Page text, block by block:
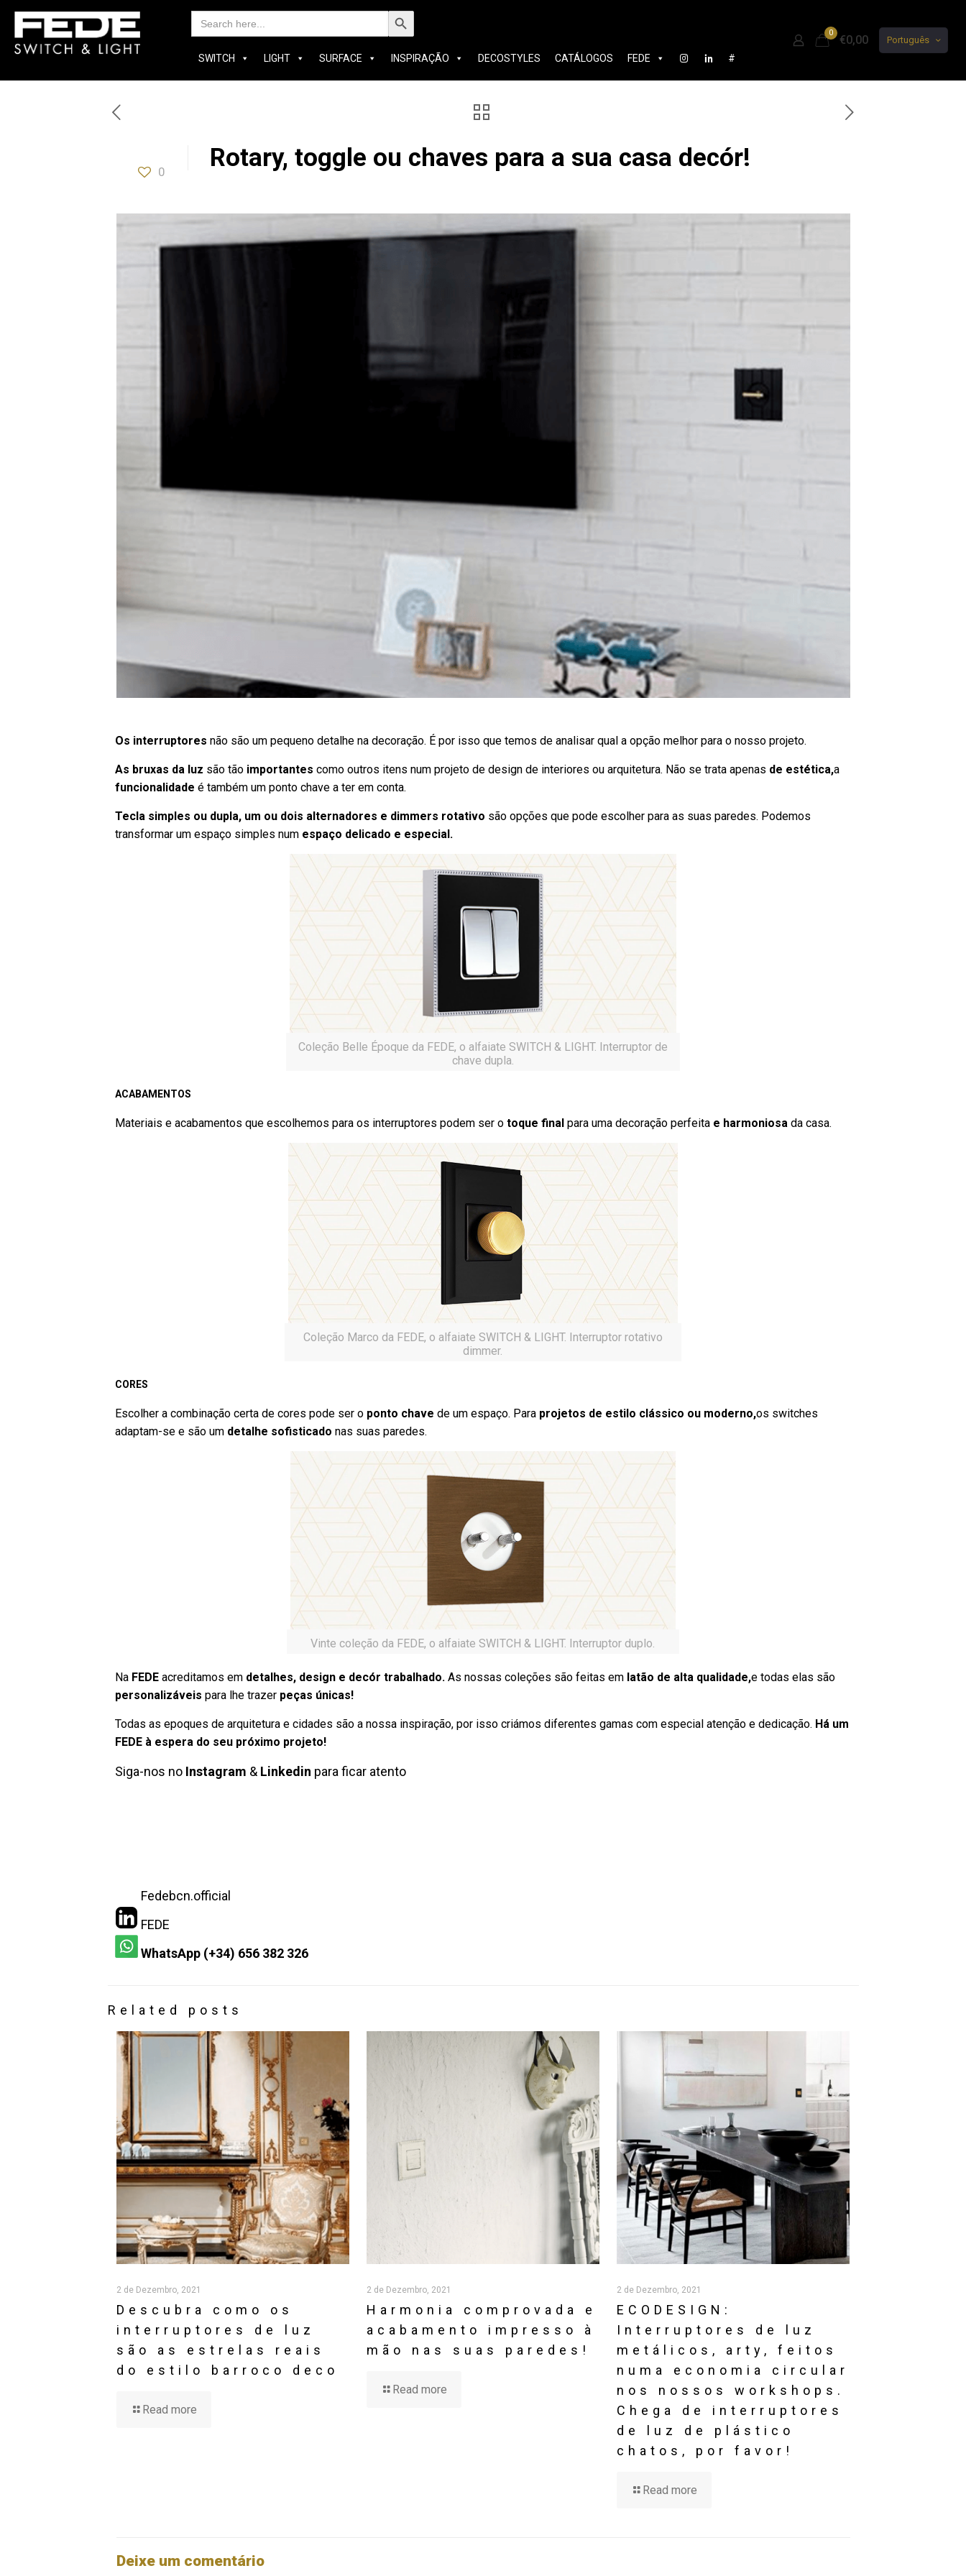
Search
Search Button
SWITCH LIGHT SURFACE INSPIRAÇÃO DECOSTYLES CATÁLOGOS FEDE #
0
€0,00 Português
0 Rotary, toggle ou chaves para a sua casa decór!
Os interruptores não são um pequeno detalhe na decoração. É por isso que temos de analisar qual a opção melhor para o nosso projeto.
As bruxas da luz são tão importantes como outros itens num projeto de design de interiores ou arquitetura. Não se trata apenas de estética,a
funcionalidade é também um ponto chave a ter em conta.
Tecla simples ou dupla, um ou dois alternadores e dimmers rotativo são opções que pode escolher para as suas paredes. Podemos
transformar um espaço simples num espaço delicado e especial.
Coleção Belle Époque da FEDE, o alfaiate SWITCH & LIGHT. Interruptor de
chave dupla.
ACABAMENTOS
Materiais e acabamentos que escolhemos para os interruptores podem ser o toque finalpara uma decoração perfeita e harmoniosa da casa.
Coleção Marco da FEDE, o alfaiate SWITCH & LIGHT. Interruptor rotativo
dimmer.
CORES
Escolher a combinação certa de cores pode ser o ponto chave de um espaço. Paraprojetos de estilo clássico ou moderno,os switches
adaptam-se e são um detalhe sofisticado nas suas paredes.
Vinte coleção da FEDE, o alfaiate SWITCH & LIGHT. Interruptor duplo.
Na FEDEacreditamos em detalhes, design e decór trabalhado.As nossas coleções são feitas em latão de alta qualidade,e todas elas são
personalizáveis para lhe trazerpeças únicas!
Todas as epoques de arquitetura e cidades são a nossa inspiração, por isso criámos diferentes gamas com especial atenção e dedicação. Há um
FEDE à espera do seu próximo projeto!
Siga-nos no Instagram &Linkedin para ficar atento
Related posts
Descubra como os
interruptores de luz
são as estrelas reais
do estilo barroco deco
Read more
2 de Dezembro, 2021
Harmonia comprovada e
acabamento impresso à
mão nas suas paredes!
Read more
2 de Dezembro, 2021
ECODESIGN:
Interruptores de luz
metálicos, arty, feitos
numa economia circular
nos nossos workshops.
Chega de interruptores
de luz de plástico
chatos, por favor!
Read more